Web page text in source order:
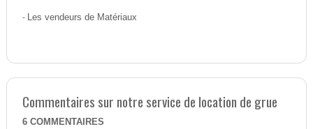
- Les vendeurs de Matériaux
Commentaires sur notre service de location de grue
6 COMMENTAIRES